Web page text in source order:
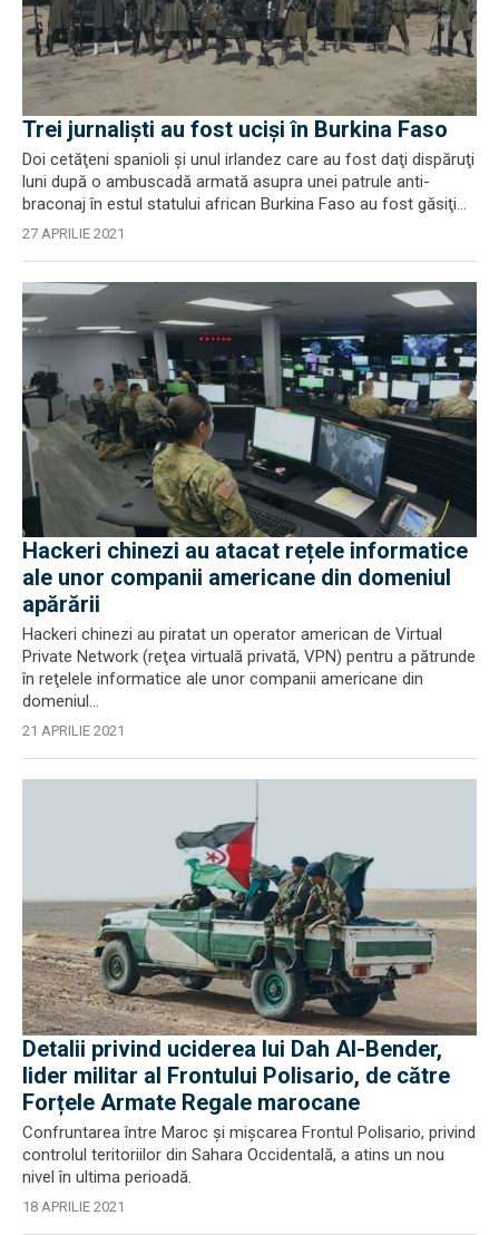
Trei jurnaliști au fost uciși în Burkina Faso
Doi cetăţeni spanioli şi unul irlandez care au fost daţi dispăruţi
luni după o ambuscadă armată asupra unei patrule anti-
braconaj în estul statului african Burkina Faso au fost găsiţi...
27 APRILIE 2021
Hackeri chinezi au atacat rețele informatice
ale unor companii americane din domeniul
apărării
Hackeri chinezi au piratat un operator american de Virtual
Private Network (reţea virtuală privată, VPN) pentru a pătrunde
în reţelele informatice ale unor companii americane din
domeniul...
21 APRILIE 2021
Detalii privind uciderea lui Dah Al-Bender,
lider militar al Frontului Polisario, de către
Forțele Armate Regale marocane
Confruntarea între Maroc și mișcarea Frontul Polisario, privind
controlul teritoriilor din Sahara Occidentală, a atins un nou
nivel în ultima perioadă.
18 APRILIE 2021